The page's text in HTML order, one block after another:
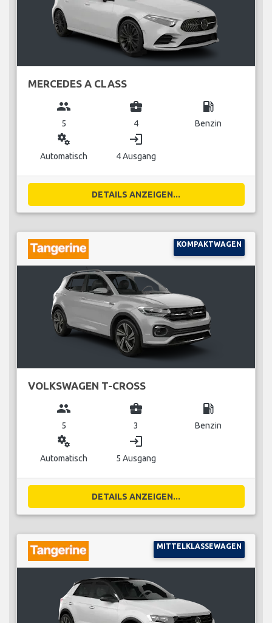
MERCEDES A CLASS
group
5
business_center
4
local_gas_station
Benzin
miscellaneous_services
Automatisch
login
4 Ausgang
DETAILS ANZEIGEN...
KOMPAKTWAGEN
VOLKSWAGEN T-CROSS
group
5
business_center
3
local_gas_station
Benzin
miscellaneous_services
Automatisch
login
5 Ausgang
DETAILS ANZEIGEN...
MITTELKLASSEWAGEN